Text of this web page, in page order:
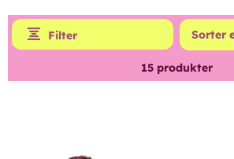
Filter
15produkter